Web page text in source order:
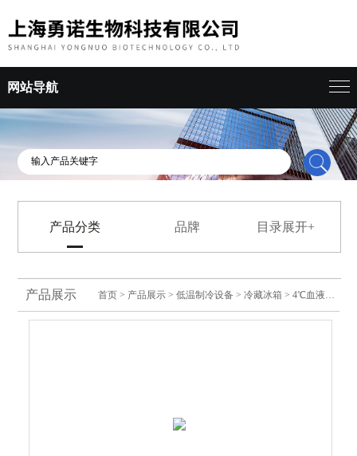
网站导航
产品分类 品牌 目录展开+
产品展示 首页 > 产品展示 >低温制冷设备 >冷藏冰箱 > 4℃血液冷藏箱/血小板震荡保存箱